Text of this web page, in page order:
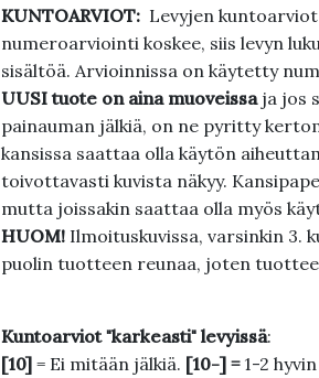
KUNTOARVIOT: Levyjen
numeroarviointi koskee, siis levyn
sisältöä. Arvioinnissa on käytetty
UUSI tuote on aina muoveissa ja jos
painauman jälkiä, on ne pyritty
kansissa saattaa olla käytön
toivottavasti kuvista näkyy.
mutta joissakin saattaa olla myös
HUOM!Ilmoituskuvissa, varsinkin 3.
puolin tuotteen reunaa, joten
Kuntoarviot "karkeasti" levyissä:
[10]= Ei mitään jälkiä. [10-] = 1-2